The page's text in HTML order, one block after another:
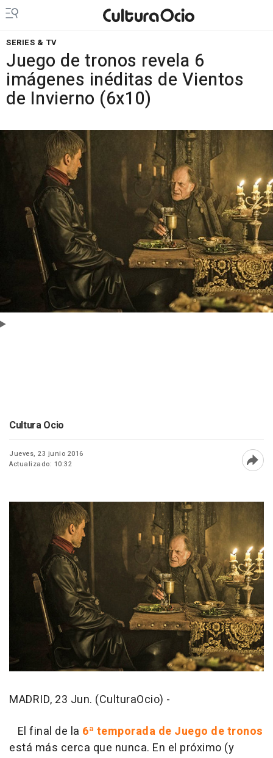
SERIES & TV
Juego de tronos revela 6
imágenes inéditas de Vientos
de Invierno (6x10)
Cultura Ocio
Jueves, 23 junio 2016
Actualizado: 10:32
MADRID, 23 Jun. (CulturaOcio) -
El final de la 6ª temporada de Juego de tronos
está más cerca que nunca. En el próximo (y